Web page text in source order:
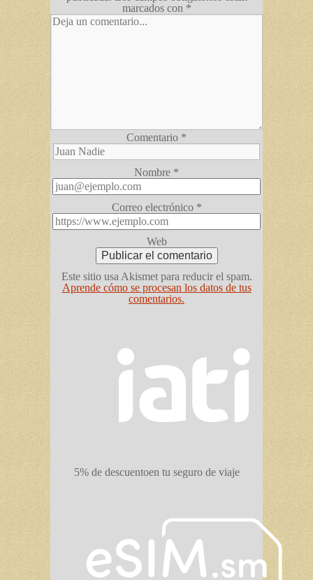
marcados con *
Comentario *
Nombre *
Correo electrónico *
Web
Este sitio usa Akismet para reducir el spam.
Aprende cómo se procesan los datos de tus
comentarios.
5% de descuentoen tu seguro de viaje